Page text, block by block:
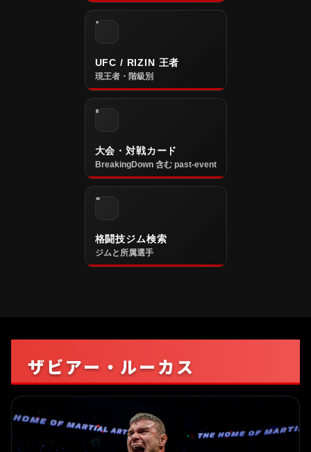
UFC / RIZIN 王者
現王者・階級別
大会・対戦カード
BreakingDown 含む past-event
格闘技ジム検索
ジムと所属選手
ザビアー・ルーカス